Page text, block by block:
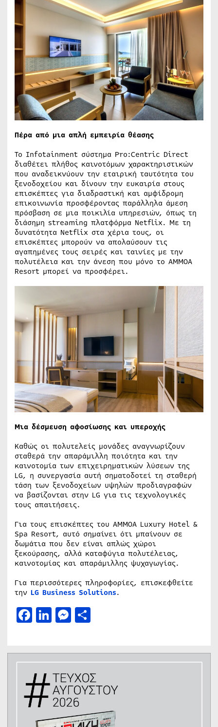
Πέρα από μια απλή εμπειρία θέασης
Το Infotainment σύστημα Pro:Centric Direct
διαθέτει πλήθος καινοτόμων χαρακτηριστικών
που αναδεικνύουν την εταιρική ταυτότητα του
ξενοδοχείου και δίνουν την ευκαιρία στους
επισκέπτες για διαδραστική και αμφίδρομη
επικοινωνία προσφέροντας παράλληλα άμεση
πρόσβαση σε μια ποικιλία υπηρεσιών, όπως τη
διάσημη streaming πλατφόρμα Netflix. Με τη
δυνατότητα Netflix στα χέρια τους, οι
επισκέπτες μπορούν να απολαύσουν τις
αγαπημένες τους σειρές και ταινίες με την
πολυτέλεια και την άνεση που μόνο το AMMOA
Resort μπορεί να προσφέρει.
Μια δέσμευση αφοσίωσης και υπεροχής
Καθώς οι πολυτελείς μονάδες αναγνωρίζουν
σταθερά την απαράμιλλη ποιότητα και την
καινοτομία των επιχειρηματικών λύσεων της
LG, η συνεργασία αυτή σηματοδοτεί τη σταθερή
τάση των ξενοδοχείων υψηλών προδιαγραφών
να βασίζονται στην LG για τις τεχνολογικές
τους απαιτήσεις.
Για τους επισκέπτες του AMMOA Luxury Hotel &
Spa Resort, αυτό σημαίνει ότι μπαίνουν σε
δωμάτια που δεν είναι απλώς χώροι
ξεκούρασης, αλλά καταφύγια πολυτέλειας,
καινοτομίας και απαράμιλλης ψυχαγωγίας.
Για περισσότερες πληροφορίες, επισκεφθείτε
την LG Business Solutions.
Facebook
LinkedIn
Messenger